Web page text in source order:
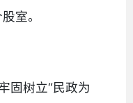
室。
固树立“民政为